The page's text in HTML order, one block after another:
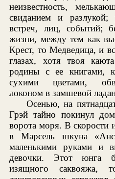
неизвестность,
свиданием и разлукой;
встреч, лиц, событий;
жизни, между тем как
Крест, то Медведица, и
глазах, хотя твоя
родины с ее книгами,
сухими цветами,
локоном в замшевой
Осенью, на
Грэй тайно покинул
ворота моря. В скорости
в Марсель шкуна
маленькими руками и
девочки. Этот юнга
изящного саквояжа,